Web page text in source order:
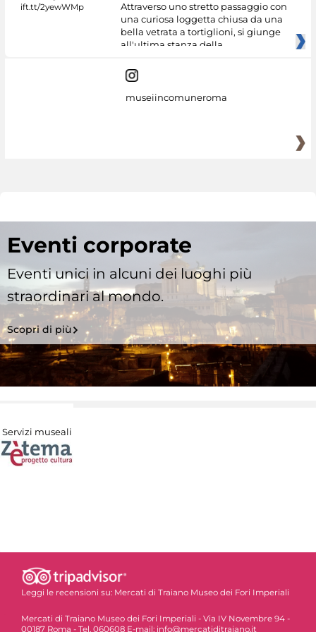
Attraverso uno stretto passaggio con
una curiosa loggetta chiusa da una
bella vetrata a tortiglioni, si giunge
all'ultima stanza della
museiincomuneroma
Eventi corporate
Eventi unici in alcuni dei luoghi più
straordinari al mondo.
Scopri di più
Servizi museali
Leggi le recensioni su: Mercati di Traiano Museo dei Fori Imperiali
Mercati di Traiano Museo dei Fori Imperiali - Via IV Novembre 94 -
00187 Roma - Tel. 060608 E-mail: info@mercatiditraiano.it